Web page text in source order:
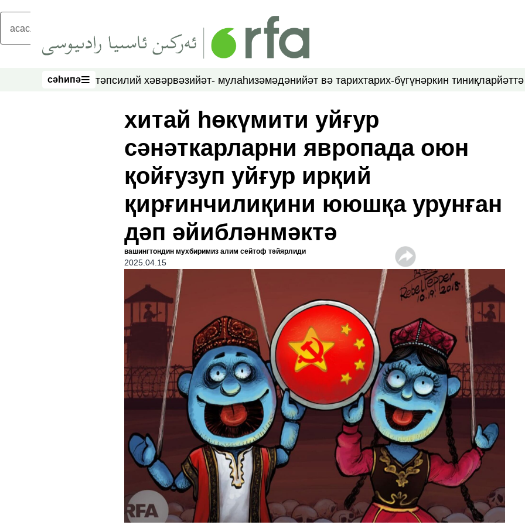
асаслиқ мәзмунға атлаң
сәһипә тәпсилий хәвәрвәзийәт- мулаһизәмәдәнийәт вә тарихтарих-бүгүнәркин тиниқлар
хитай һөкүмити уйғур
сәнәткарларни явропада оюн
қойғузуп уйғур ирқий
қирғинчилиқини ююшқа урунған
дәп әйибләнмәктә
вашингтондин мухбиримиз алим сейтоф тәйярлиди
2025.04.15